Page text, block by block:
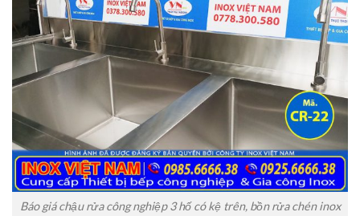
Báo giá chậu rửa công nghiệp 3 hố có kệ trên, bồn rửa chén inox